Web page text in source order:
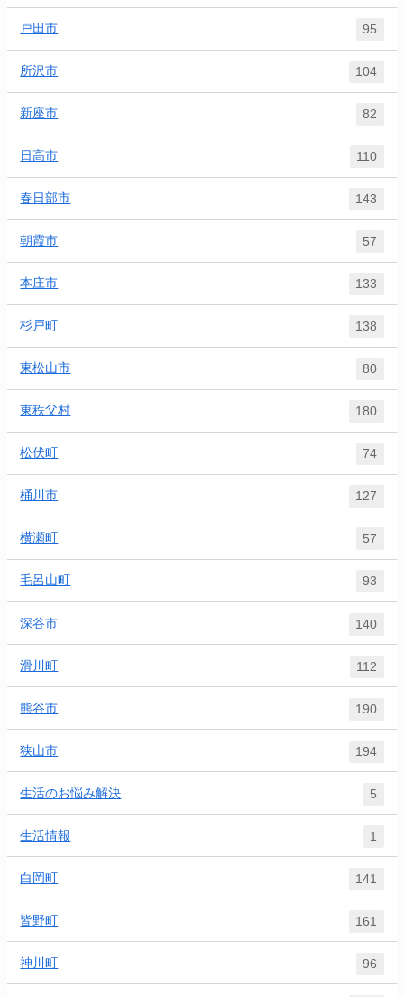
戸田市 95
所沢市 104
新座市 82
日高市 110
春日部市 143
朝霞市 57
本庄市 133
杉戸町 138
東松山市 80
東秩父村 180
松伏町 74
桶川市 127
横瀬町 57
毛呂山町 93
深谷市 140
滑川町 112
熊谷市 190
狭山市 194
生活のお悩み解決 5
生活情報 1
白岡町 141
皆野町 161
神川町 96